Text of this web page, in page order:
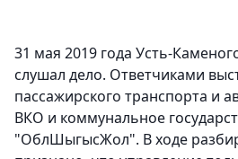
31 мая 2019 года Усть-
слушал дело. Ответчиками
пассажирского транспорта и
ВКО и коммунальное
"ОблШыгысЖол". В ходе